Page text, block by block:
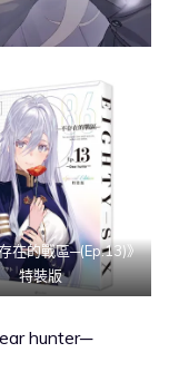
在的戰區─(Ep.13)》
特裝版
hunter─